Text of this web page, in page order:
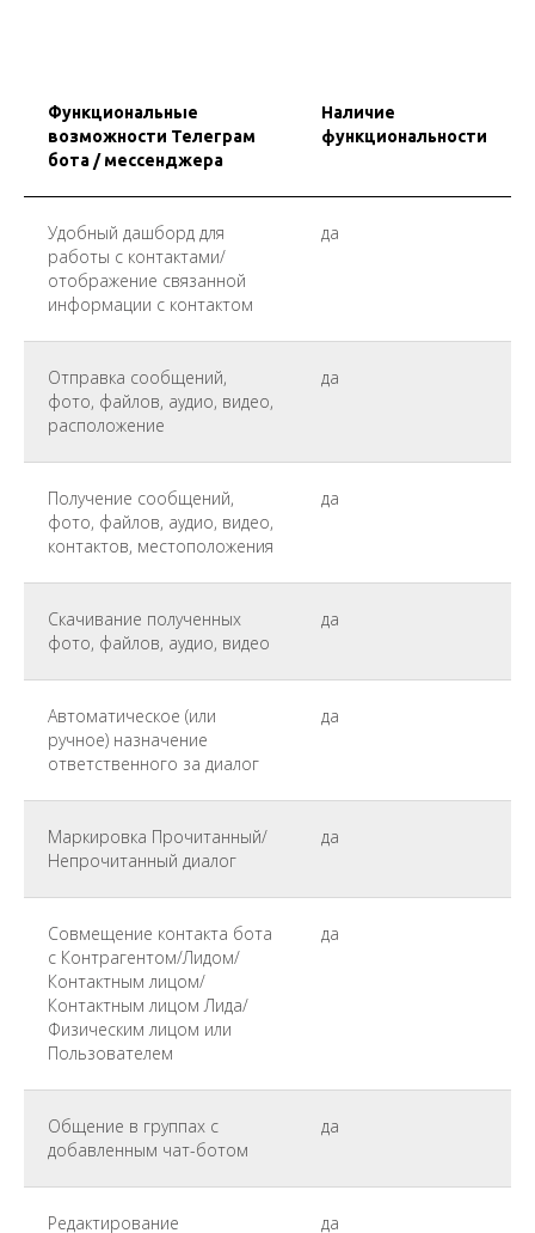
Функциональные
возможности Телеграм
бота / мессенджера
Наличие
функциональности
Удобный дашборд для
работы с контактами/
отображение связанной
информации с контактом
да
Отправка сообщений,
фото, файлов, аудио, видео,
расположение
да
Получение сообщений,
фото, файлов, аудио, видео,
контактов, местоположения
да
Скачивание полученных
фото, файлов, аудио, видео
да
Автоматическое (или
ручное) назначение
ответственного за диалог
да
Маркировка Прочитанный/
Непрочитанный диалог
да
Совмещение контакта бота
с Контрагентом/Лидом/
Контактным лицом/
Контактным лицом Лида/
Физическим лицом или
Пользователем
да
Общение в группах с
добавленным чат-ботом
да
Редактирование
да